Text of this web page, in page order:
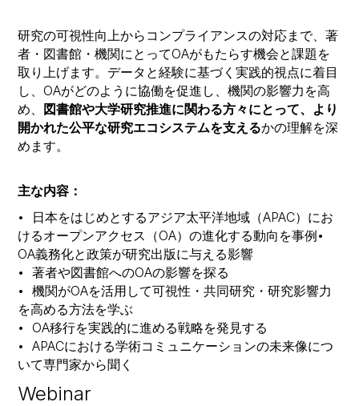
Webinar
研究の可視性向上からコンプライアンスの対応まで、著
者・図書館・機関にとってOAがもたらす機会と課題を
取り上げます。データと経験に基づく実践的視点に着目
し、OAがどのように協働を促進し、機関の影響力を高
め、 図書館や大学研究推進に関わる方々にとって、より
開かれた公平な研究エコシステムを支えるかの理解を深
めます。
主な内容：
• 日本をはじめとするアジア太平洋地域（APAC）にお
けるオープンアクセス（OA）の進化する動向を事例•
OA義務化と政策が研究出版に与える影響
• 著者や図書館へのOAの影響を探る
• 機関がOAを活用して可視性・共同研究・研究影響力
を高める方法を学ぶ
• OA移行を実践的に進める戦略を発見する
• APACにおける学術コミュニケーションの未来像につ
いて専門家から聞く